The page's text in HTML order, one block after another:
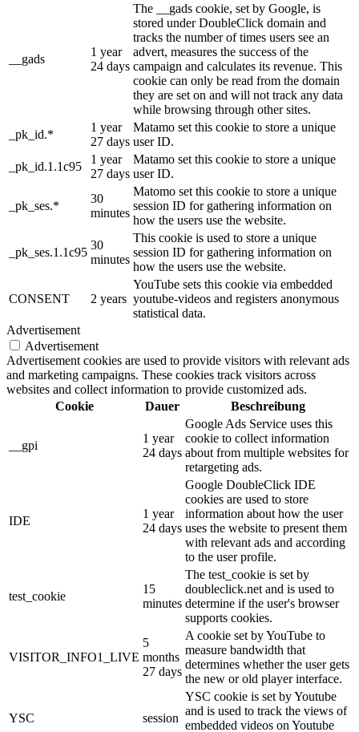
__gads
1 year
24 days
The __gads cookie, set by Google, is
stored under DoubleClick domain and
tracks the number of times users see an
advert, measures the success of the
campaign and calculates its revenue. This
cookie can only be read from the domain
they are set on and will not track any data
while browsing through other sites.
_pk_id.*
1 year
27 days
Matamo set this cookie to store a unique
user ID.
_pk_id.1.1c95
1 year
27 days
Matamo set this cookie to store a unique
user ID.
_pk_ses.*
30
minutes
Matomo set this cookie to store a unique
session ID for gathering information on
how the users use the website.
_pk_ses.1.1c95
30
minutes
This cookie is used to store a unique
session ID for gathering information on
how the users use the website.
CONSENT 2 years
YouTube sets this cookie via embedded
youtube-videos and registers anonymous
statistical data.
Advertisement
Advertisement
Advertisement cookies are used to provide visitors with relevant ads
and marketing campaigns. These cookies track visitors across
websites and collect information to provide customized ads.
Cookie
Dauer Beschreibung
__gpi
1 year
24 days
Google Ads Service uses this
cookie to collect information
about from multiple websites for
retargeting ads.
IDE
1 year
24 days
Google DoubleClick IDE
cookies are used to store
information about how the user
uses the website to present them
with relevant ads and according
to the user profile.
test_cookie
15
minutes
The test_cookie is set by
doubleclick.net and is used to
determine if the user's browser
supports cookies.
VISITOR_INFO1_LIVE
5
months
27 days
A cookie set by YouTube to
measure bandwidth that
determines whether the user gets
the new or old player interface.
YSC session
YSC cookie is set by Youtube
and is used to track the views of
embedded videos on Youtube